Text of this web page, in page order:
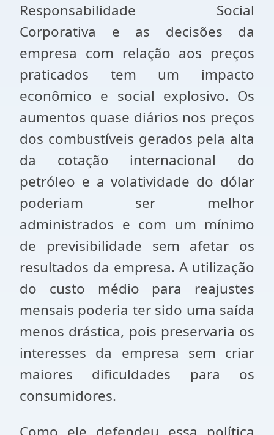
Responsabilidade Social
Corporativa e as decisões da
empresa com relação aos preços
praticados tem um impacto
econômico e social explosivo. Os
aumentos quase diários nos preços
dos combustíveis gerados pela alta
da cotação internacional do
petróleo e a volatividade do dólar
poderiam ser melhor
administrados e com um mínimo
de previsibilidade sem afetar os
resultados da empresa. A utilização
do custo médio para reajustes
mensais poderia ter sido uma saída
menos drástica, pois preservaria os
interesses da empresa sem criar
maiores dificuldades para os
consumidores.